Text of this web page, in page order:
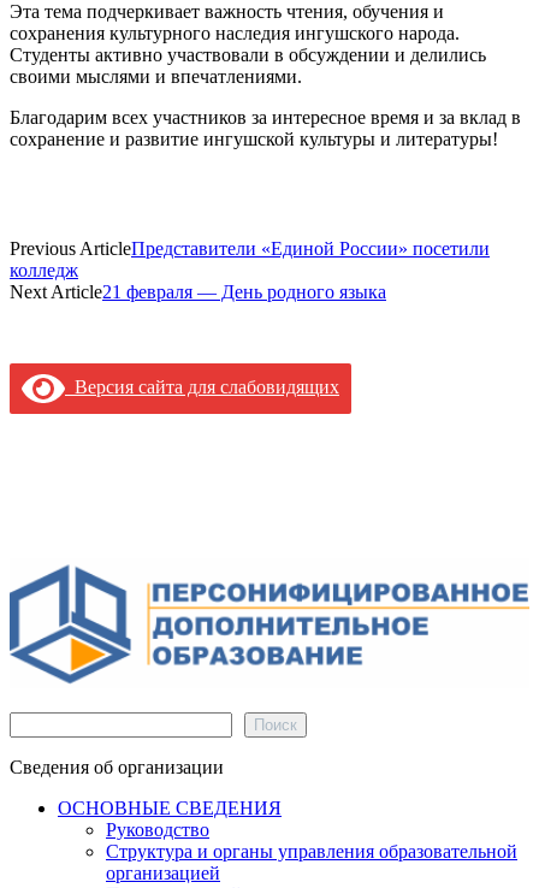
Эта тема подчеркивает важность чтения, обучения и
сохранения культурного наследия ингушского народа.
Студенты активно участвовали в обсуждении и делились
своими мыслями и впечатлениями.
Благодарим всех участников за интересное время и за вклад в
сохранение и развитие ингушской культуры и литературы!
Previous ArticleПредставители «Единой России» посетили
колледж
Next Article21 февраля — День родного языка
Версия сайта для слабовидящих
Поиск
Сведения об организации
ОСНОВНЫЕ СВЕДЕНИЯ
Руководство
Структура и органы управления образовательной
организацией